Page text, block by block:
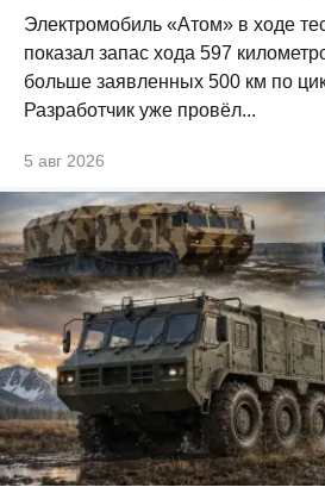
Электромобиль «Атом» в ходе
показал запас хода 597
больше заявленных 500 км по
Разработчик уже провёл...
5 авг 2026